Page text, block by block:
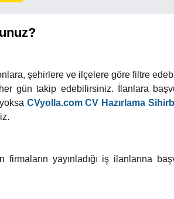
şehirlere ve ilçelere göre filtre
gün takip edebilirsiniz. İlanlara
CVyolla.com CV Hazırlama
yayınladığı iş ilanlarına